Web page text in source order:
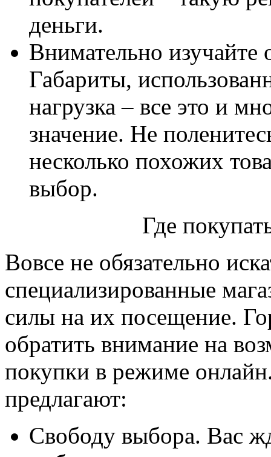
деньги.
Внимательно изучайте
Габариты,
нагрузка – все это и
значение. Не
несколько похожих
выбор.
Где
Вовсе не обязательно
специализированные
силы на их посещение.
обратить внимание на
покупки в режиме
предлагают:
Свободу выбора. Вас